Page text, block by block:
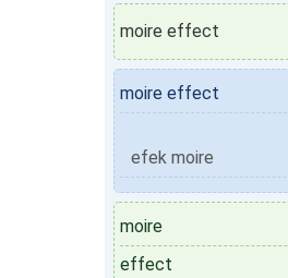
moire effect
moire effect
efek moire
moire
effect